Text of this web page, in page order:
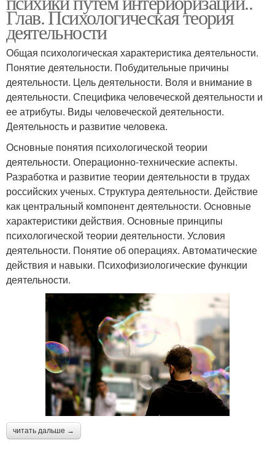
Глав. Психологическая теория
деятельности
Общая психологическая характеристика деятельности.
Понятие деятельности. Побудительные причины
деятельности. Цель деятельности. Воля и внимание в
деятельности. Специфика человеческой деятельности и
ее атрибуты. Виды человеческой деятельности.
Деятельность и развитие человека.
Основные понятия психологической теории
деятельности. Операционно-технические аспекты.
Разработка и развитие теории деятельности в трудах
российских ученых. Структура деятельности. Действие
как центральный компонент деятельности. Основные
характеристики действия. Основные принципы
психологической теории деятельности. Условия
деятельности. Понятие об операциях. Автоматические
действия и навыки. Психофизиологические функции
деятельности.
читать дальше →